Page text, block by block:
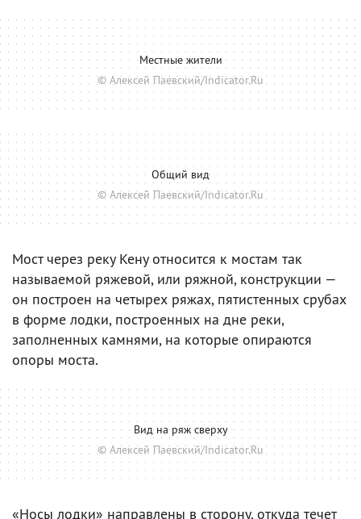
Местные жители
© Алексей Паевский/Indicator.Ru
Общий вид
© Алексей Паевский/Indicator.Ru
Мост через реку Кену относится к мостам так
называемой ряжевой, или ряжной, конструкции —
он построен на четырех ряжах, пятистенных срубах
в форме лодки, построенных на дне реки,
заполненных камнями, на которые опираются
опоры моста.
Вид на ряж сверху
© Алексей Паевский/Indicator.Ru
«Носы лодки» направлены в сторону, откуда течет